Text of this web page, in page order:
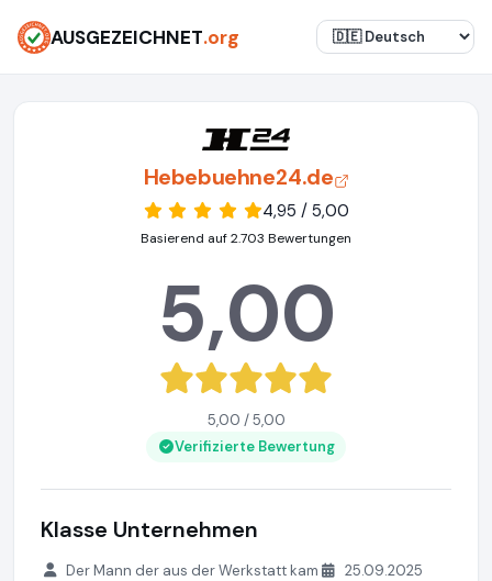
AUSGEZEICHNET.org
Hebebuehne24.de
4,95 / 5,00
Basierend auf 2.703 Bewertungen
5,00
5,00 / 5,00
Verifizierte Bewertung
Klasse Unternehmen
Der Mann der aus der Werkstatt kam 25.09.2025